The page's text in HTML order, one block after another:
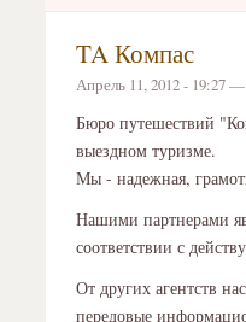
TA Компас
Апрель 11, 2012 - 19:27 —
Бюро путешествий
выездном туризме.
Мы - надежная,
Нашими партнерами
соответствии с
От других агентств
передовые